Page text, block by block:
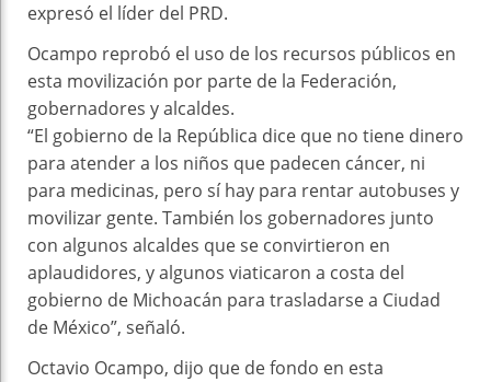
expresó el líder del PRD.
Ocampo reprobó el uso de los recursos públicos en
esta movilización por parte de la Federación,
gobernadores y alcaldes.
“El gobierno de la República dice que no tiene dinero
para atender a los niños que padecen cáncer, ni
para medicinas, pero sí hay para rentar autobuses y
movilizar gente. También los gobernadores junto
con algunos alcaldes que se convirtieron en
aplaudidores, y algunos viaticaron a costa del
gobierno de Michoacán para trasladarse a Ciudad
de México”, señaló.
Octavio Ocampo, dijo que de fondo en esta